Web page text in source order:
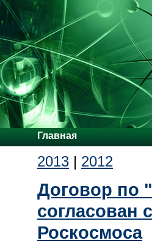
Главная
2013 | 2012
Договор по
согласован
Роскосмоса